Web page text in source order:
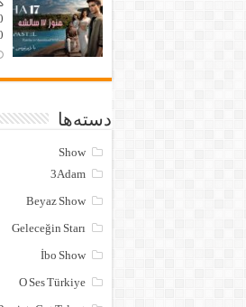
دسته‌ها
Show
3Adam
Beyaz Show
Geleceğin Starı
İbo Show
O Ses Türkiye